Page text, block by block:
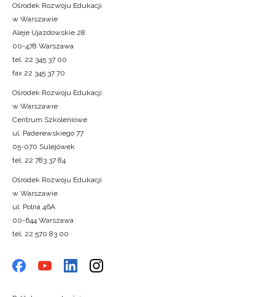
Ośrodek Rozwoju Edukacji
w Warszawie
Aleje Ujazdowskie 28
00-478 Warszawa
tel. 22 345 37 00
fax 22 345 37 70
Ośrodek Rozwoju Edukacji
w Warszawie
Centrum Szkoleniowe
ul. Paderewskiego 77
05-070 Sulejówek
tel. 22 783 37 84
Ośrodek Rozwoju Edukacji
w Warszawie
ul. Polna 46A
00-644 Warszawa
tel. 22 570 83 00